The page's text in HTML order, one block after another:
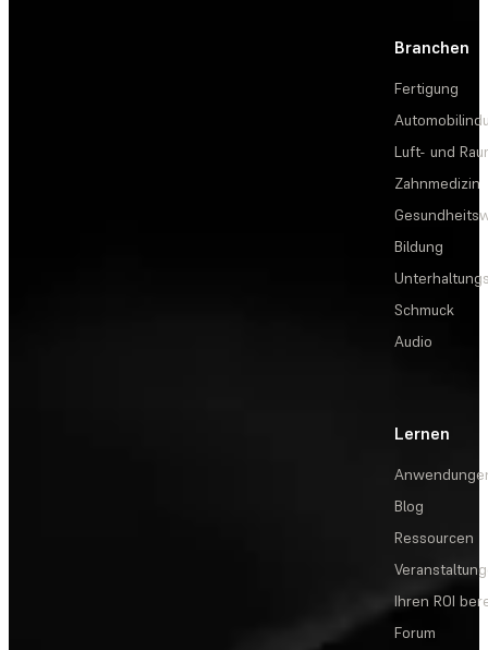
Branchen
Fertigung
Luft- und
Zahnmedizin
Bildung
Schmuck
Audio
Lernen
Blog
Ressourcen
Ihren ROI
Forum